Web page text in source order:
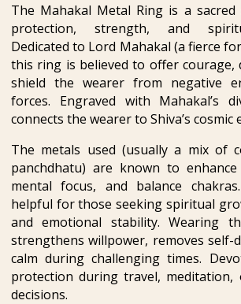
The Mahakal Metal Ring is a
protection, strength, and
Dedicated to Lord Mahakal (a fierce
this ring is believed to offer courage,
shield the wearer from negative
forces. Engraved with Mahakal’s
connects the wearer to Shiva’s cosmic
The metals used (usually a mix of
panchdhatu) are known to
mental focus, and balance
helpful for those seeking spiritual
and emotional stability. Wearing
strengthens willpower, removes self-
calm during challenging times.
protection during travel,
decisions.